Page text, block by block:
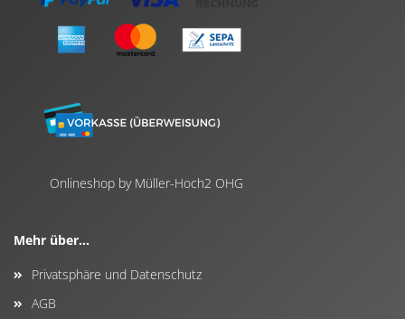
Onlineshop by Müller-Hoch2 OHG
Mehr über...
Privatsphäre und Datenschutz
AGB